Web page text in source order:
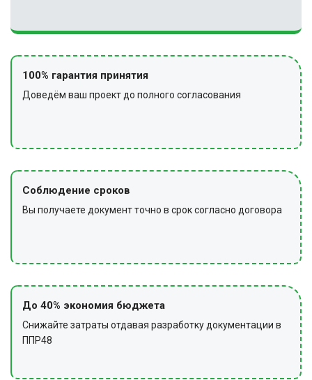
100% гарантия принятия
Доведём ваш проект до полного согласования
Соблюдение сроков
Вы получаете документ точно в срок согласно договора
До 40% экономия бюджета
Снижайте затраты отдавая разработку документации в
ППР48